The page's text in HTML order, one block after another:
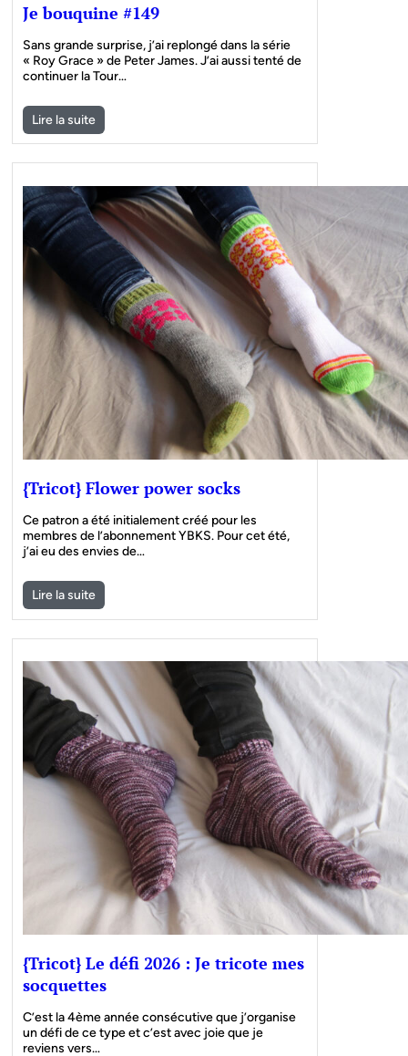
Je bouquine #149
Sans grande surprise, j’ai replongé dans la série
« Roy Grace » de Peter James. J’ai aussi tenté de
continuer la Tour…
Lire la suite
{Tricot} Flower power socks
Ce patron a été initialement créé pour les
membres de l’abonnement YBKS. Pour cet été,
j’ai eu des envies de…
Lire la suite
{Tricot} Le défi 2026 : Je tricote mes
socquettes
C’est la 4ème année consécutive que j’organise
un défi de ce type et c’est avec joie que je
reviens vers…